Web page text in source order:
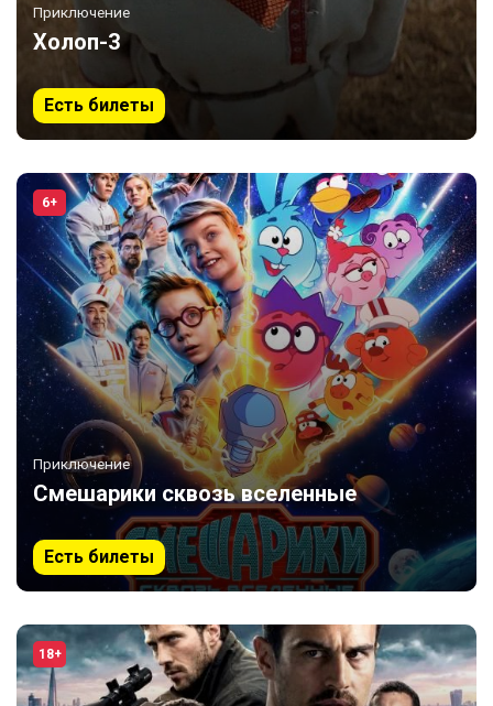
Приключение
Холоп-3
Есть билеты
6+
Приключение
Смешарики сквозь вселенные
Есть билеты
18+